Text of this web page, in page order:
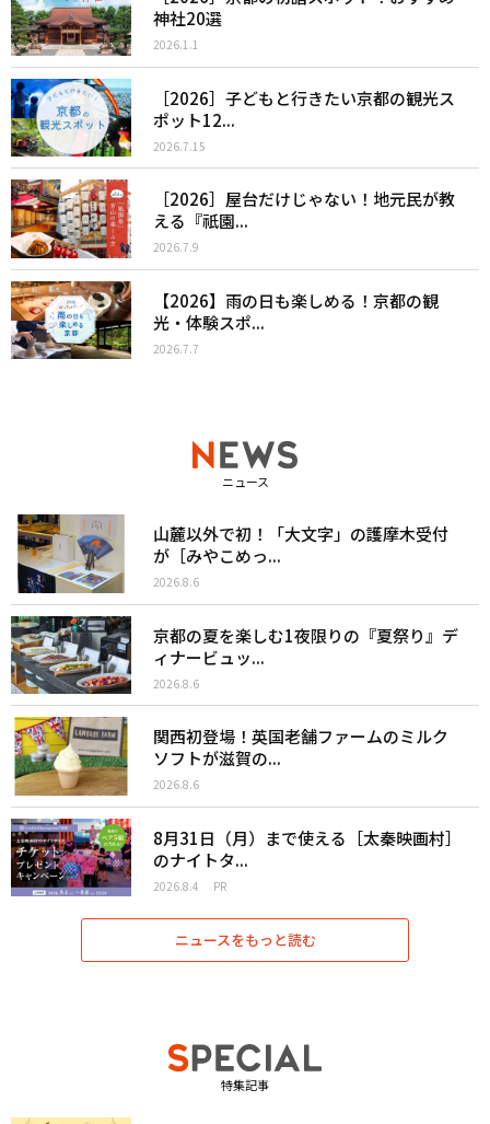
神社20選
2026.1.1
［2026］子どもと行きたい京都の観光ス
ポット12...
2026.7.15
［2026］屋台だけじゃない！地元民が教
える『祇園...
2026.7.9
【2026】雨の日も楽しめる！京都の観
光・体験スポ...
2026.7.7
ニュース
山麓以外で初！「大文字」の護摩木受付
が［みやこめっ...
2026.8.6
京都の夏を楽しむ1夜限りの『夏祭り』デ
ィナービュッ...
2026.8.6
関西初登場！英国老舗ファームのミルク
ソフトが滋賀の...
2026.8.6
8月31日（月）まで使える［太秦映画村］
のナイトタ...
2026.8.4 PR
ニュースをもっと読む
特集記事